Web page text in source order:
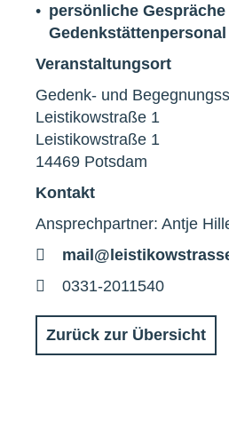
persönliche
Gedenkstättenpersonal
Veranstaltungsort
Gedenk- und
Leistikowstraße 1
Leistikowstraße 1
14469 Potsdam
Kontakt
Ansprechpartner: Antje
E-
Mail
Telefon
0331-2011540
Zurück zur Übersicht